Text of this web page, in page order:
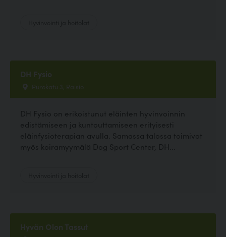
DH Fysio
Purokatu 3, Raisio
DH Fysio on erikoistunut eläinten hyvinvoinnin
edistämiseen ja kuntouttamiseen erityisesti
eläinfysioterapian avulla. Samassa talossa toimivat
myös koiramyymälä Dog Sport Center, DH...
Hyvän Olon Tassut